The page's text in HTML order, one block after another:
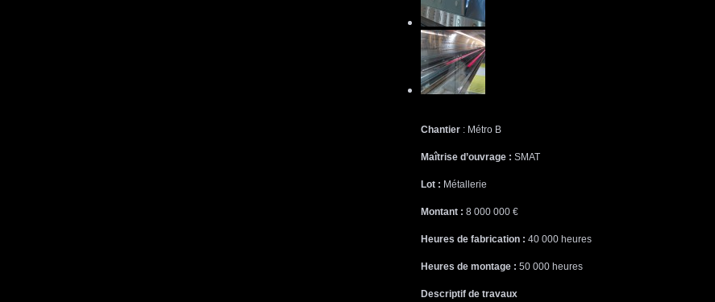
Chantier : Métro B
Maîtrise d’ouvrage : SMAT
Lot : Métallerie
Montant : 8 000 000 €
Heures de fabrication : 40 000 heures
Heures de montage : 50 000 heures
Descriptif de travaux